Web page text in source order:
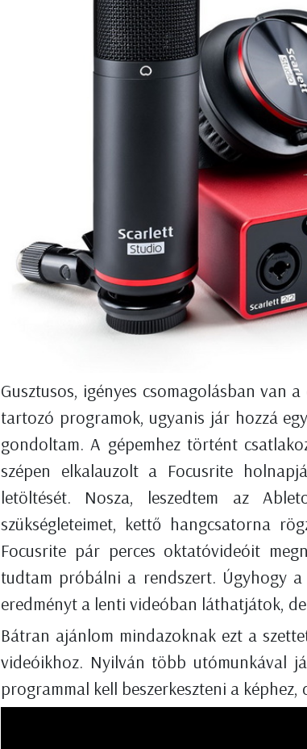
Gusztusos, igényes csomagolásban van
tartozó programok, ugyanis jár hozzá
gondoltam. A gépemhez történt
szépen elkalauzolt a Focusrite
letöltését. Nosza, leszedtem az
szükségleteimet, kettő hangcsatorna
Focusrite pár perces oktatóvideóit
tudtam próbálni a rendszert. Úgyhogy
eredményt a lenti videóban láthatjátok,
Bátran ajánlom mindazoknak ezt a
videóikhoz. Nyilván több utómunkával
programmal kell beszerkeszteni a